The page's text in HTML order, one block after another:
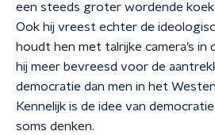
een steeds groter wordende
Ook hij vreest echter de
houdt hen met talrijke camera’s in
hij meer bevreesd voor de
democratie dan men in het
Kennelijk is de idee van
soms denken.